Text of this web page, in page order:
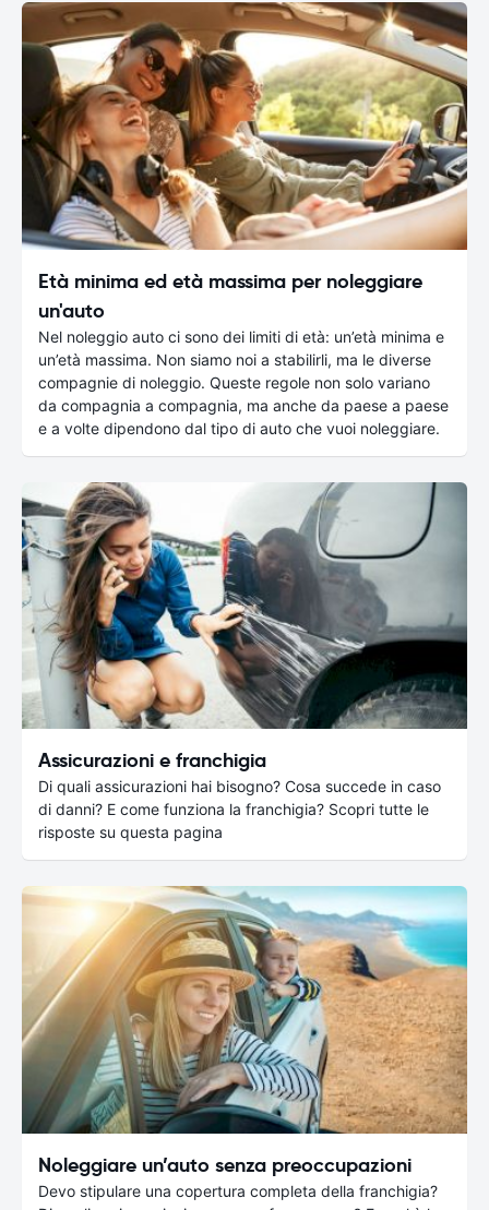
Età minima ed età massima per noleggiare
un'auto
Nel noleggio auto ci sono dei limiti di età: un’età minima e
un’età massima. Non siamo noi a stabilirli, ma le diverse
compagnie di noleggio. Queste regole non solo variano
da compagnia a compagnia, ma anche da paese a paese
e a volte dipendono dal tipo di auto che vuoi noleggiare.
Assicurazioni e franchigia
Di quali assicurazioni hai bisogno? Cosa succede in caso
di danni? E come funziona la franchigia? Scopri tutte le
risposte su questa pagina
Noleggiare un’auto senza preoccupazioni
Devo stipulare una copertura completa della franchigia?